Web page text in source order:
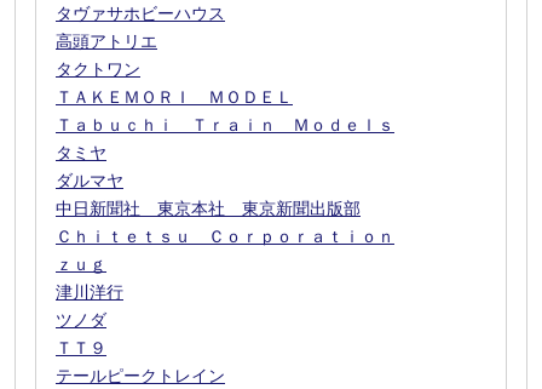
タヴァサホビーハウス
高頭アトリエ
タクトワン
ＴＡＫＥＭＯＲＩ ＭＯＤＥＬ
Ｔａｂｕｃｈｉ Ｔｒａｉｎ Ｍｏｄｅｌｓ
タミヤ
ダルマヤ
中日新聞社 東京本社 東京新聞出版部
Ｃｈｉｔｅｔｓｕ Ｃｏｒｐｏｒａｔｉｏｎ
ｚｕｇ
津川洋行
ツノダ
ＴＴ９
テールピークトレイン